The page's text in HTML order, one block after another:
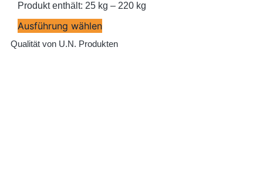
Produkt enthält: 25 kg – 220 kg
Ausführung wählen
Qualität von U.N. Produkten